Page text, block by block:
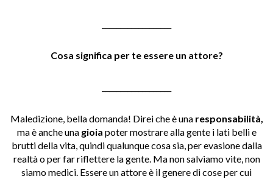
Cosa significa per te essere un attore?
Maledizione, bella domanda! Direi che è una responsabilità,
ma è anche una gioia poter mostrare alla gente i lati belli e
brutti della vita, quindi qualunque cosa sia, per evasione dalla
realtà o per far riflettere la gente. Ma non salviamo vite, non
siamo medici. Essere un attore è il genere di cose per cui